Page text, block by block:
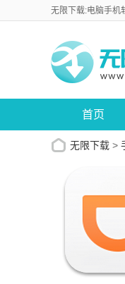
无限下载:电脑手机
首页
无限下载 >